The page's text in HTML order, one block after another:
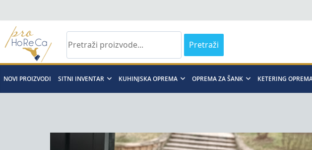
content
Pro
Horeca
d.o.o
Pretraži
NOVI PROIZVODI SITNI INVENTAR KUHINJSKA OPREMA OPREMA ZA ŠANK KETERING